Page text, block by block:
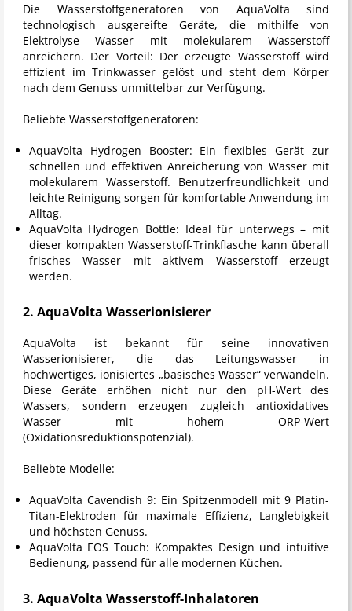
Die Wasserstoffgeneratoren von AquaVolta sind
technologisch ausgereifte Geräte, die mithilfe von
Elektrolyse Wasser mit molekularem Wasserstoff
anreichern. Der Vorteil: Der erzeugte Wasserstoff wird
effizient im Trinkwasser gelöst und steht dem Körper
nach dem Genuss unmittelbar zur Verfügung.
Beliebte Wasserstoffgeneratoren:
AquaVolta Hydrogen Booster: Ein flexibles Gerät zur
schnellen und effektiven Anreicherung von Wasser mit
molekularem Wasserstoff. Benutzerfreundlichkeit und
leichte Reinigung sorgen für komfortable Anwendung im
Alltag.
AquaVolta Hydrogen Bottle: Ideal für unterwegs – mit
dieser kompakten Wasserstoff-Trinkflasche kann überall
frisches Wasser mit aktivem Wasserstoff erzeugt
werden.
2. AquaVolta Wasserionisierer
AquaVolta ist bekannt für seine innovativen
Wasserionisierer, die das Leitungswasser in
hochwertiges, ionisiertes „basisches Wasser“ verwandeln.
Diese Geräte erhöhen nicht nur den pH-Wert des
Wassers, sondern erzeugen zugleich antioxidatives
Wasser mit hohem ORP-Wert
(Oxidationsreduktionspotenzial).
Beliebte Modelle:
AquaVolta Cavendish 9: Ein Spitzenmodell mit 9 Platin-
Titan-Elektroden für maximale Effizienz, Langlebigkeit
und höchsten Genuss.
AquaVolta EOS Touch: Kompaktes Design und intuitive
Bedienung, passend für alle modernen Küchen.
3. AquaVolta Wasserstoff-Inhalatoren